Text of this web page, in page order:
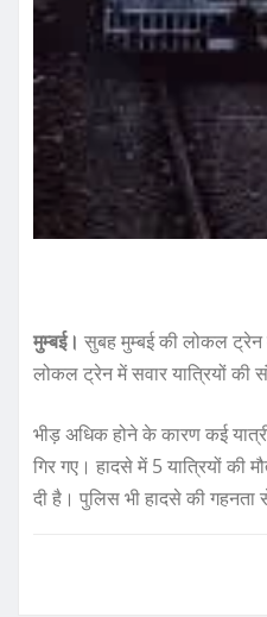
मुम्बई। सुबह मुम्बई की लोकल ट्रेन
लोकल ट्रेन में सवार यात्रियों की
भीड़ अधिक होने के कारण कई
गिर गए। हादसे में 5 यात्रियों
दी है। पुलिस भी हादसे की गहनता